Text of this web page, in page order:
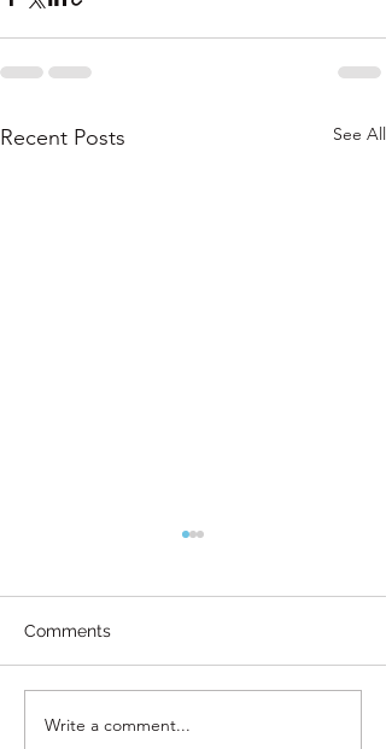
Recent Posts See All
Gedeelde
Comments
Write a comment...